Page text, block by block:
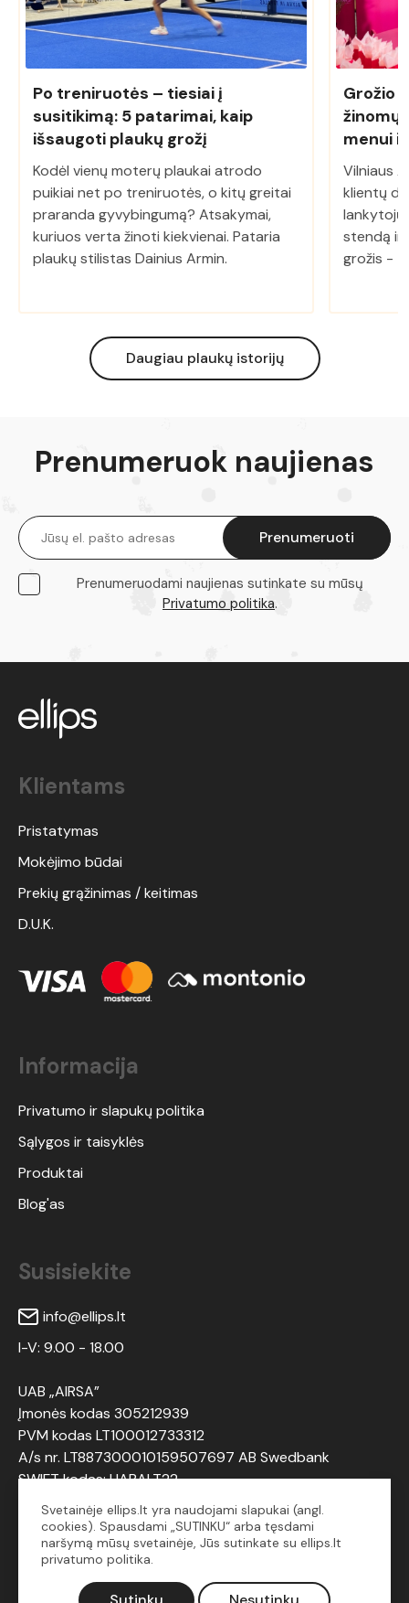
Po treniruotės – tiesiai į
susitikimą: 5 patarimai, kaip
išsaugoti plaukų grožį
Kodėl vienų moterų plaukai atrodo
puikiai net po treniruotės, o kitų greitai
praranda gyvybingumą? Atsakymai,
kuriuos verta žinoti kiekvienai. Pataria
plaukų stilistas Dainius Armin.
Grožio
žinomų
menui
Vilniaus
klientų
stendą ir
grožis -
Daugiau plaukų istorijų
Prenumeruok naujienas
Prenumeruodami naujienas sutinkate su mūsų
Privatumo politika.
Klientams
Pristatymas
Mokėjimo būdai
Prekių grąžinimas / keitimas
D.U.K.
Informacija
Privatumo ir slapukų politika
Sąlygos ir taisyklės
Produktai
Blog'as
Susisiekite
info@ellips.lt
I-V: 9.00 - 18.00
UAB „AIRSA”
Įmonės kodas 305212939
PVM kodas LT100012733312
A/s nr. LT887300010159507697 AB Swedbank
SWIFT kodas: HABALT22
Sekite mus
Svetainėje ellips.lt yra naudojami slapukai (angl.
cookies). Spausdami „SUTINKU“ arba tęsdami
naršymą mūsų svetainėje, Jūs sutinkate su ellips.lt
privatumo politika.